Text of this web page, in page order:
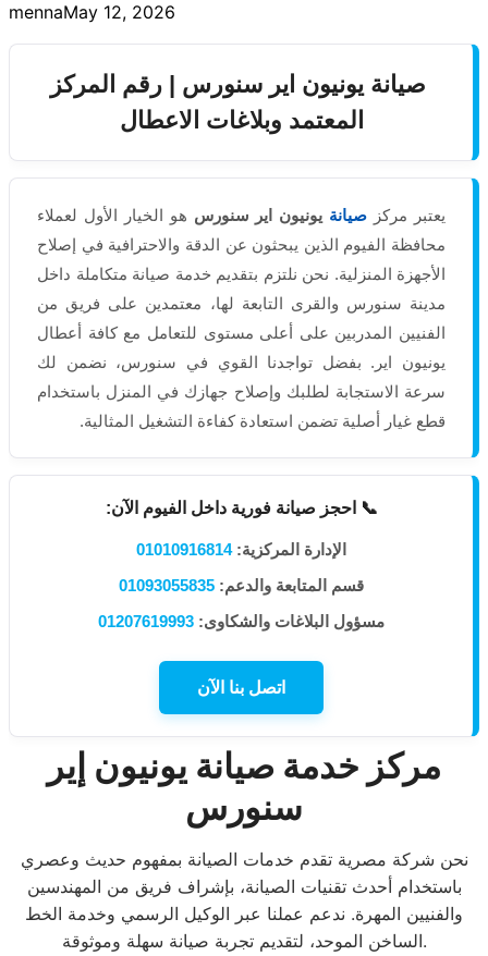
mennaMay 12, 2026
صيانة يونيون اير سنورس | رقم المركز
المعتمد وبلاغات الاعطال
يعتبر مركز صيانة يونيون اير سنورس هو الخيار الأول لعملاء
محافظة الفيوم الذين يبحثون عن الدقة والاحترافية في إصلاح
الأجهزة المنزلية. نحن نلتزم بتقديم خدمة صيانة متكاملة داخل
مدينة سنورس والقرى التابعة لها، معتمدين على فريق من
الفنيين المدربين على أعلى مستوى للتعامل مع كافة أعطال
يونيون اير. بفضل تواجدنا القوي في سنورس، نضمن لك
سرعة الاستجابة لطلبك وإصلاح جهازك في المنزل باستخدام
قطع غيار أصلية تضمن استعادة كفاءة التشغيل المثالية.
📞 احجز صيانة فورية داخل الفيوم الآن:
الإدارة المركزية: 01010916814
قسم المتابعة والدعم: 01093055835
مسؤول البلاغات والشكاوى: 01207619993
اتصل بنا الآن
مركز خدمة صيانة يونيون إير
سنورس
نحن شركة مصرية تقدم خدمات الصيانة بمفهوم حديث وعصري
باستخدام أحدث تقنيات الصيانة، بإشراف فريق من المهندسين
والفنيين المهرة. ندعم عملنا عبر الوكيل الرسمي وخدمة الخط
الساخن الموحد، لتقديم تجربة صيانة سهلة وموثوقة.